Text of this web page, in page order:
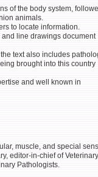
of the body system,
animals.
to locate information.
line drawings document
text also includes
brought into this country
and well known in
muscle, and special
editor-in-chief of Veterinary
Pathologists.